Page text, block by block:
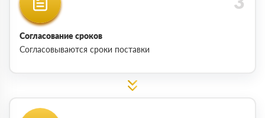
Согласование сроков
Согласовываются сроки поставки